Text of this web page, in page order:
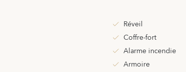
Réveil
Coffre-fort
Alarme incendie
Armoire